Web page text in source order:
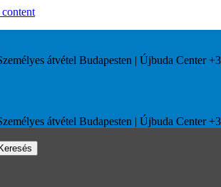
átvétel Budapesten | Újbuda Center
átvétel Budapesten | Újbuda Center
Keresés